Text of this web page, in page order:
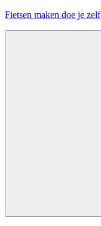
Ga
Fietsen maken doe je zelf